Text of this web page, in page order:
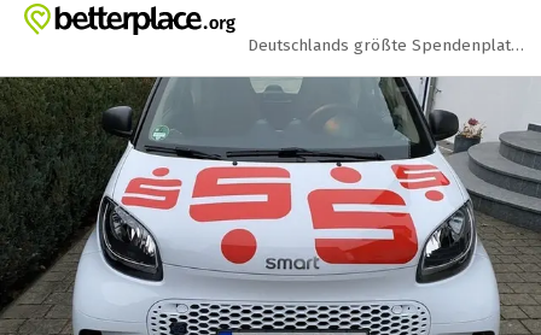
Zum Hauptinhalt springen
Erklärung zur Barrierefreiheit anzeigen
Deutschlands größte Spendenplattform